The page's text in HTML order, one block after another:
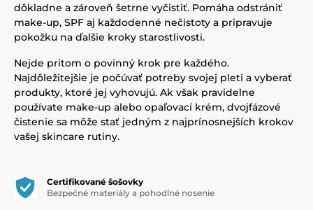
dôkladne a zároveň šetrne vyčistiť. Pomáha odstrániť
make-up, SPF aj každodenné nečistoty a pripravuje
pokožku na ďalšie kroky starostlivosti.
Nejde pritom o povinný krok pre každého.
Najdôležitejšie je počúvať potreby svojej pleti a vyberať
produkty, ktoré jej vyhovujú. Ak však pravidelne
používate make-up alebo opaľovací krém, dvojfázové
čistenie sa môže stať jedným z najprínosnejších krokov
vašej skincare rutiny.
Certifikované šošovky
Bezpečné materiály a pohodlné nosenie